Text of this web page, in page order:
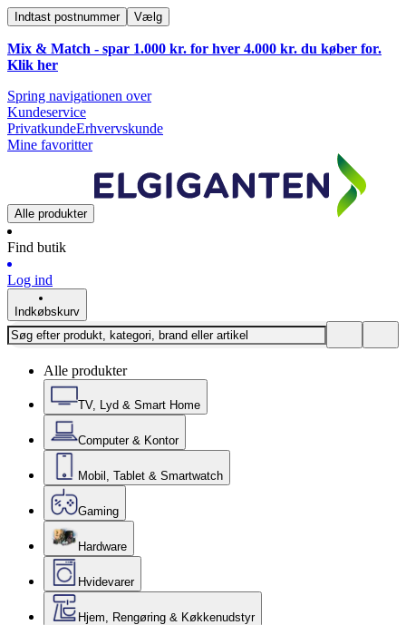
Indtast postnummer Vælg
Mix & Match - spar 1.000 kr. for hver 4.000 kr. du køber for.
Klik her
Spring navigationen over
Kundeservice
PrivatkundeErhvervskunde
Mine favoritter
Alle produkter
Find butik
Log ind
Indkøbskurv
Alle produkter
TV, Lyd & Smart Home
Computer & Kontor
Mobil, Tablet & Smartwatch
Gaming
Hardware
Hvidevarer
Hjem, Rengøring & Køkkenudstyr